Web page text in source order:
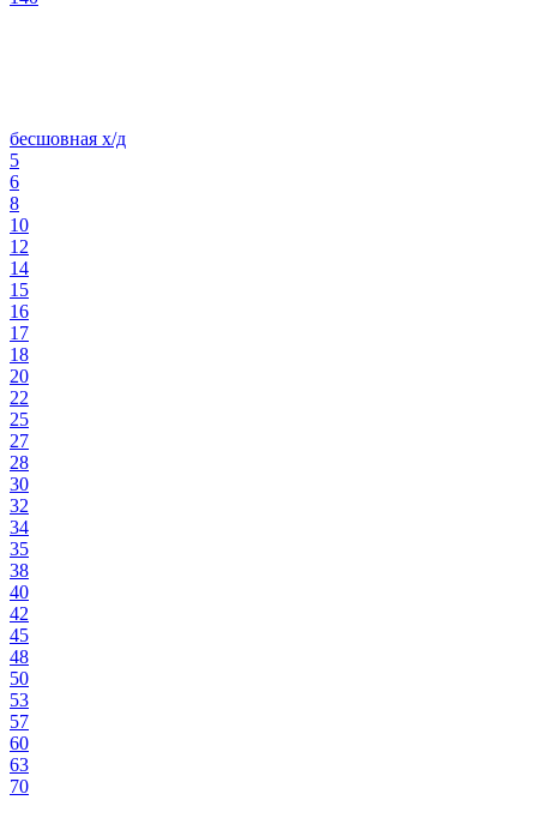
бесшовная х/д
5
6
8
10
12
14
15
16
17
18
20
22
25
27
28
30
32
34
35
38
40
42
45
48
50
53
57
60
63
70